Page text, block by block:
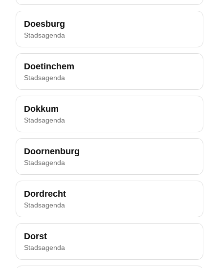
Doesburg
Stadsagenda
Doetinchem
Stadsagenda
Dokkum
Stadsagenda
Doornenburg
Stadsagenda
Dordrecht
Stadsagenda
Dorst
Stadsagenda